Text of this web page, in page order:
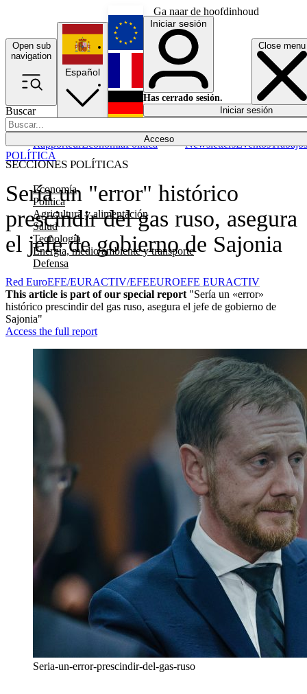
Ga naar de hoofdinhoud
Open sub
navigation
Close menu
Buscar
Acceso
SECCIONES POLÍTICAS
Economía
Política
Agricultura y alimentación
Salud
Tecnología
Energía, medio ambiente y transporte
Defensa
RapporteurEconomíaPolítica NewslettersEventosTrabajos
Español
English
Français
Iniciar sesión
Has cerrado sesión.
Iniciar sesión
Sería un "error" histórico
prescindir del gas ruso, asegura
el jefe de gobierno de Sajonia
POLÍTICA
Red EuroEFE/EURACTIV/EFEEUROEFE EURACTIV
This article is part of our special report "Sería un «error»
histórico prescindir del gas ruso, asegura el jefe de gobierno de
Sajonia"
Access the full report
Seria-un-error-prescindir-del-gas-ruso